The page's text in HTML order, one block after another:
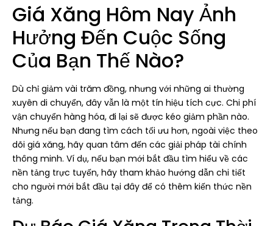
Giá Xăng Hôm Nay Ảnh
Hưởng Đến Cuộc Sống
Của Bạn Thế Nào?
Dù chỉ giảm vài trăm đồng, nhưng với những ai thường
xuyên di chuyển, đây vẫn là một tín hiệu tích cực. Chi phí
vận chuyển hàng hóa, đi lại sẽ được kéo giảm phần nào.
Nhưng nếu bạn đang tìm cách tối ưu hơn, ngoài việc theo
dõi giá xăng, hãy quan tâm đến các giải pháp tài chính
thông minh. Ví dụ, nếu bạn mới bắt đầu tìm hiểu về các
nền tảng trực tuyến, hãy tham khảo hướng dẫn chi tiết
cho người mới bắt đầu tại đây để có thêm kiến thức nền
tảng.